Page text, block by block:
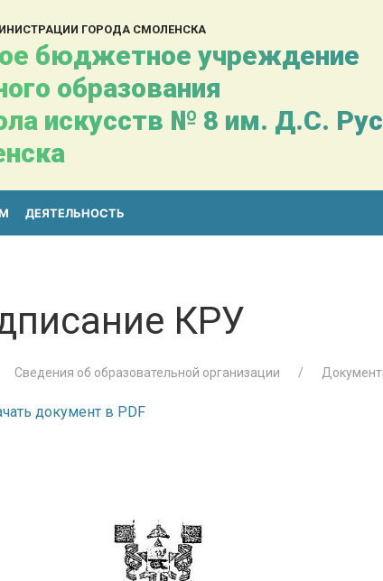
ГОРОДА СМОЛЕНСКА
бюджетное учреждение
образования
искусств № 8 им. Д.С.
ДЕЯТЕЛЬНОСТЬ
для детей 4-6 лет
КРУ
Сведения об образовательной организации
документ в PDF